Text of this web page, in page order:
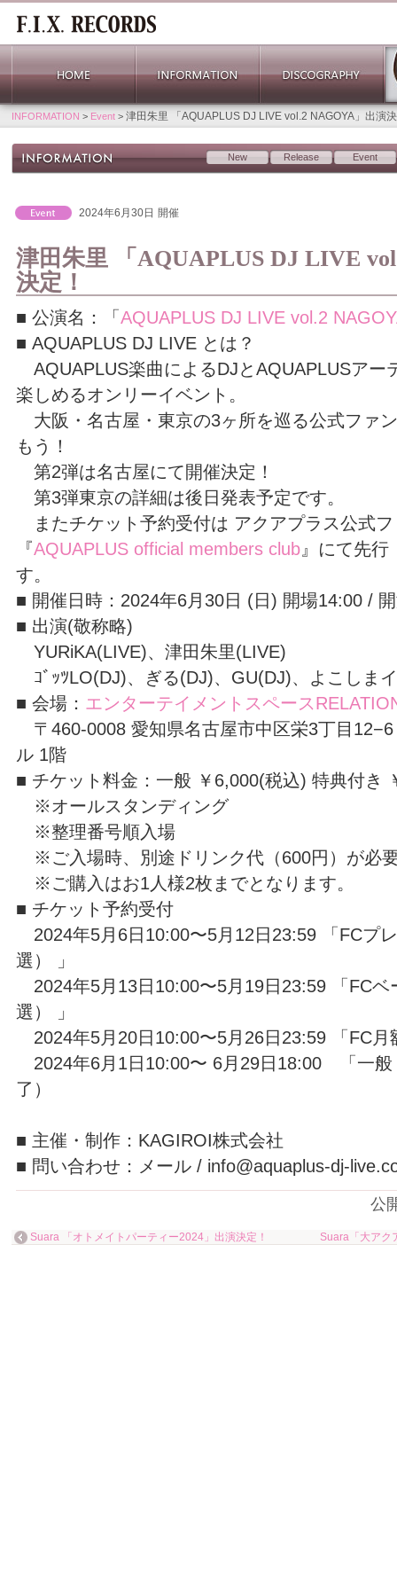
INFORMATION > Event > 津田朱里 「AQUAPLUS DJ LIVE vol.2 NAGOYA」出演
New Release Event
2024年6月30日 開催
津田朱里 「AQUAPLUS DJ LIVE
決定！
■ 公演名：「 AQUAPLUS DJ LIVE vol.2
■ AQUAPLUS DJ LIVE とは？
AQUAPLUS楽曲によるDJとAQUAPLUSアー
楽しめるオンリーイベント。
⼤阪・名古屋・東京の3ヶ所を巡る公式ファ
もう！
第2弾は名古屋にて開催決定！
第3弾東京の詳細は後⽇発表予定です。
またチケット予約受付は アクアプラス公式
『AQUAPLUS official members club 』にて先
す。
■ 開催日時：2024年6月30日 (日) 開場14:00 /
■ 出演(敬称略)
YURiKA(LIVE)、津田朱里(LIVE)
ｺﾞｯﾂLO(DJ)、ぎる(DJ)、GU(DJ)、よこしま
■ 会場： エンターテイメントスペース
〒460-0008 愛知県名古屋市中区栄3丁目
ル 1階
■ チケット料金：一般 ￥6,000(税込) 特典付き
※オールスタンディング
※整理番号順入場
※ご入場時、別途ドリンク代（600円）が必
※ご購入はお1人様2枚までとなります。
■ チケット予約受付
2024年5⽉6⽇10:00〜5⽉12⽇23:59 「FCプ
選） 」
2024年5⽉13⽇10:00〜5⽉19⽇23:59 「FCベ
選） 」
2024年5⽉20⽇10:00〜5⽉26⽇23:59 「FC⽉
2024年6⽉1⽇10:00〜 6月29日18:00 「⼀般
了）
■ 主催・制作：KAGIROI株式会社
■ 問い合わせ：メール / info@aquaplus-dj-
公
Suara 「オトメイトパーティー2024」出演決定！ Suara「大アク